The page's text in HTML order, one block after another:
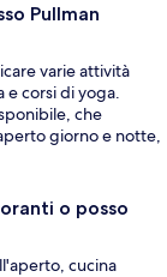
Pullman
varie attività
e corsi di yoga.
che
giorno e notte,
o posso
cucina